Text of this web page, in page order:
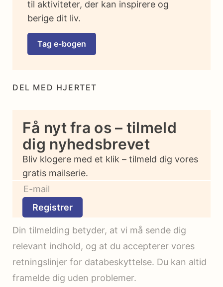
DEL MED HJERTET
Få nyt fra os – tilmeld
dig nyhedsbrevet
Bliv klogere med et klik – tilmeld dig vores
gratis mailserie.
Registrer
Din tilmelding betyder, at vi må sende dig
relevant indhold, og at du accepterer vores
retningslinjer for databeskyttelse. Du kan altid
framelde dig uden problemer.
til aktiviteter, der kan inspirere og
berige dit liv.
Tag e-bogen